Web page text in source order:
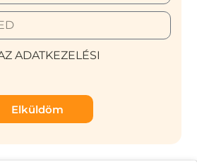
ADATKEZELÉSI
Elküldöm